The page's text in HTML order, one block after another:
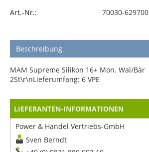
Art.-Nr.: 70030-629700
Beschreibung
MAM Supreme Silikon 16+ Mon. Wal/Bär
2St\r\nLieferumfang: 6 VPE
LIEFERANTEN-INFORMATIONEN
Power & Handel Vertriebs-GmbH
Sven Berndt